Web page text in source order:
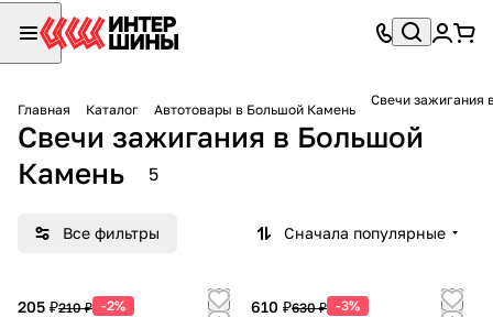
Главная Каталог Автотовары в Большой Камень
Свечи зажигания
Свечи зажигания в Большой
Камень
5
Все фильтры Сначала популярные
205 ₽210 ₽ -2% 610 ₽630 ₽ -3%